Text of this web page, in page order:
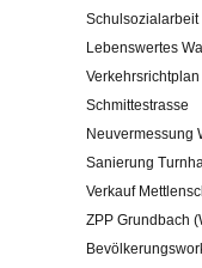
Impressum
Schulsozialarbeit
Lebenswertes
Schmittestrasse
Neuvermessung
Sanierung
Verkauf
ZPP Grundbach